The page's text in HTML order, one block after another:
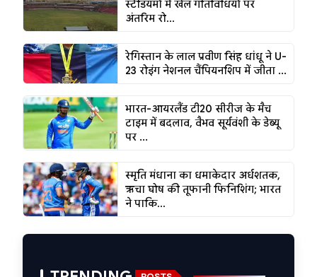
स्टेडियमों में खेल गतिविधियों पर
अंतरिम रो...
रेगिस्तान के लाल प्रवीण सिंह धांधू ने U-
23 रोइंग नेशनल चैंपियनशिप में जीता ...
भारत-आयरलैंड टी20 सीरीज के मैच
टाइम में बदलाव, वैभव सूर्यवंशी के डेब्यू
पर ...
स्मृति मंधाना का धमाकेदार अर्धशतक,
ऋचा घोष की तूफानी फिनिशिंग; भारत
ने पाकि...